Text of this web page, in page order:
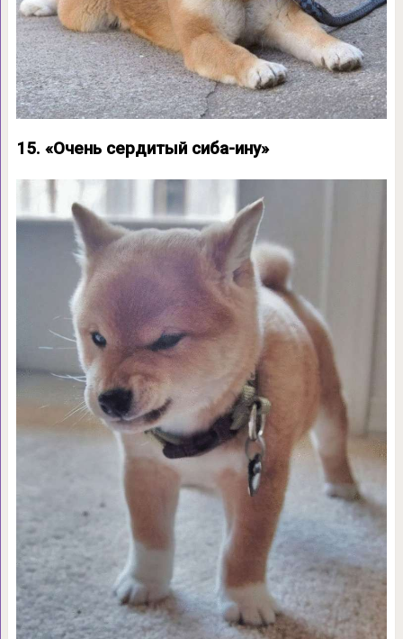
15. «Очень сердитый сиба-ину»